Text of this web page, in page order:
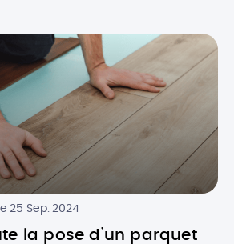
jamais au […]
25 Sep. 2024
la pose d’un parquet